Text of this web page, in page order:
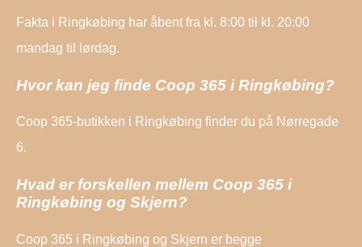
Fakta i Ringkøbing har åbent fra kl. 8:00 til kl. 20:00
mandag til lørdag.
Hvor kan jeg finde Coop 365 i Ringkøbing?
Coop 365-butikken i Ringkøbing finder du på Nørregade
6.
Hvad er forskellen mellem Coop 365 i
Ringkøbing og Skjern?
Coop 365 i Ringkøbing og Skjern er begge